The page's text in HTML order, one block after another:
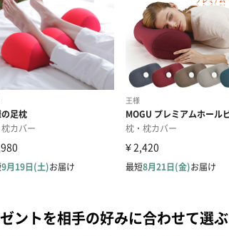
ントを相手の好みに合わせて選ぶ